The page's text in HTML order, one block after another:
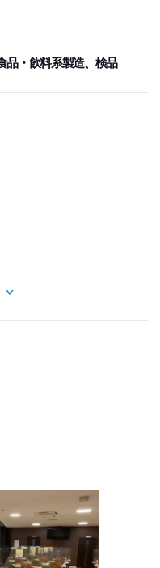
品・飲料系製造、検品
）
やしたい方にぴったり」